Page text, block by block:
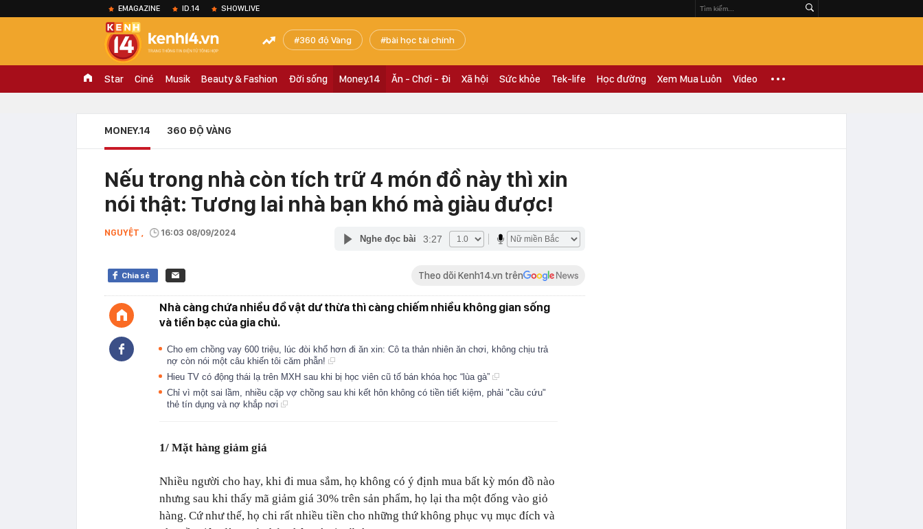
EMAGAZINE ID.14 SHOWLIVE
360 độ Vàng bài học tài chính
Star Ciné Musik Beauty & Fashion Đời sống Money.14 Ăn - Chơi - Đi Xã hội Sức khỏe Tek-life Học đường Xem Mua Luôn Video
MONEY.14 360 ĐỘ VÀNG
Nếu trong nhà còn tích trữ 4 món đồ này thì xin
nói thật: Tương lai nhà bạn khó mà giàu được!
NGUYỆT , 16:03 08/09/2024
Nghe đọc bài 3:27
Chia sẻ Theo dõi Kenh14.vn trên
Nhà càng chứa nhiều đồ vật dư thừa thì càng chiếm nhiều không gian sống
và tiền bạc của gia chủ.
Cho em chồng vay 600 triệu, lúc đòi khổ hơn đi ăn xin: Cô ta thản nhiên ăn chơi, không chịu trả
nợ còn nói một câu khiến tôi căm phẫn!
Hieu TV có động thái lạ trên MXH sau khi bị học viên cũ tố bán khóa học “lùa gà”
Chỉ vì một sai lầm, nhiều cặp vợ chồng sau khi kết hôn không có tiền tiết kiệm, phải "cầu cứu"
thẻ tín dụng và nợ khắp nơi
1/ Mặt hàng giảm giá
Nhiều người cho hay, khi đi mua sắm, họ không có ý định mua bất kỳ món đồ nào
nhưng sau khi thấy mã giảm giá 30% trên sản phẩm, họ lại tha một đống vào giỏ
hàng. Cứ như thế, họ chi rất nhiều tiền cho những thứ không phục vụ mục đích và